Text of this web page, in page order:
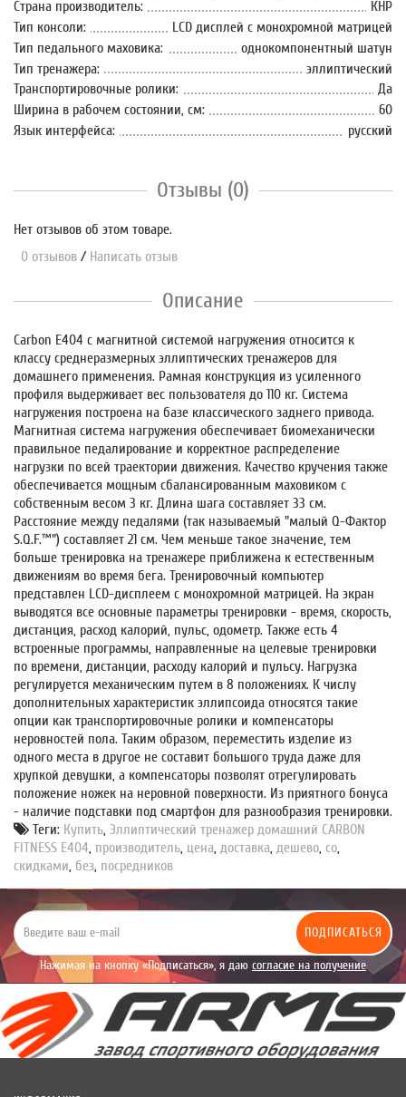
Страна производитель:
КНР
Тип консоли:
LСD дисплей с монохромной матрицей
Тип педального маховика:
однокомпонентный шатун
Тип тренажера:
эллиптический
Транспортировочные ролики:
Да
Ширина в рабочем состоянии, см:
60
Язык интерфейса:
русский
Отзывы (0)
Нет отзывов об этом товаре.
0 отзывов / Написать отзыв
Описание
Carbon E404 с магнитной системой нагружения относится к
классу среднеразмерных эллиптических тренажеров для
домашнего применения. Рамная конструкция из усиленного
профиля выдерживает вес пользователя до 110 кг. Система
нагружения построена на базе классического заднего привода.
Магнитная система нагружения обеспечивает биомеханически
правильное педалирование и корректное распределение
нагрузки по всей траектории движения. Качество кручения также
обеспечивается мощным сбалансированным маховиком с
собственным весом 3 кг. Длина шага составляет 33 см.
Расстояние между педалями (так называемый "малый Q-Фактор
S.Q.F.™") составляет 21 см. Чем меньше такое значение, тем
больше тренировка на тренажере приближена к естественным
движениям во время бега. Тренировочный компьютер
представлен LCD-дисплеем с монохромной матрицей. На экран
выводятся все основные параметры тренировки - время, скорость,
дистанция, расход калорий, пульс, одометр. Также есть 4
встроенные программы, направленные на целевые тренировки
по времени, дистанции, расходу калорий и пульсу. Нагрузка
регулируется механическим путем в 8 положениях. К числу
дополнительных характеристик эллипсоида относятся такие
опции как транспортировочные ролики и компенсаторы
неровностей пола. Таким образом, переместить изделие из
одного места в другое не составит большого труда даже для
хрупкой девушки, а компенсаторы позволят отрегулировать
положение ножек на неровной поверхности. Из приятного бонуса
- наличие подставки под смартфон для разнообразия тренировки.
Теги: Купить, Эллиптический тренажер домашний CARBON
FITNESS E404, производитель, цена, доставка, дешево, со,
скидками, без, посредников
ПОДПИСАТЬСЯ
Нажимая на кнопку «Подписаться», я даю согласие на получение
уведомлений рекламного характера.